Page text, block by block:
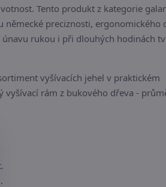
Tento produkt z kategorie
preciznosti, ergonomického
rukou i při dlouhých hodinách
vyšívacích jehel v praktickém
vyšívací rám z bukového dřeva -